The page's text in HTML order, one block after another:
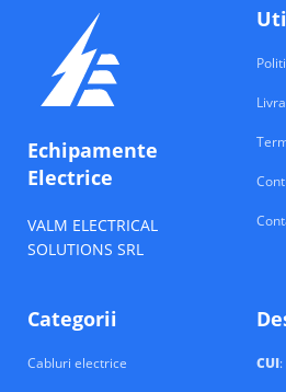
Echipamente
Electrice
VALM ELECTRICAL
SOLUTIONS SRL
Categorii
Cabluri electrice CUI